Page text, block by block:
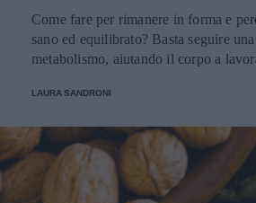
Come fare per rimanere in forma e
sano ed equilibrato? Basta seguire
metabolismo, aiutando il corpo a
LAURA SANDRONI